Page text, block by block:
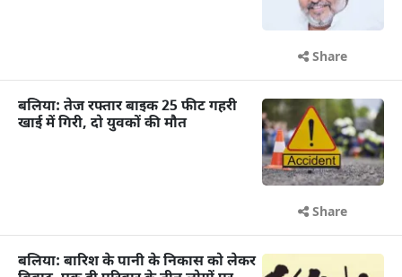
Share
बलिया: तेज रफ्तार बाइक 25 फीट गहरी
खाई में गिरी, दो युवकों की मौत
Share
बलिया: बारिश के पानी के निकास को लेकर